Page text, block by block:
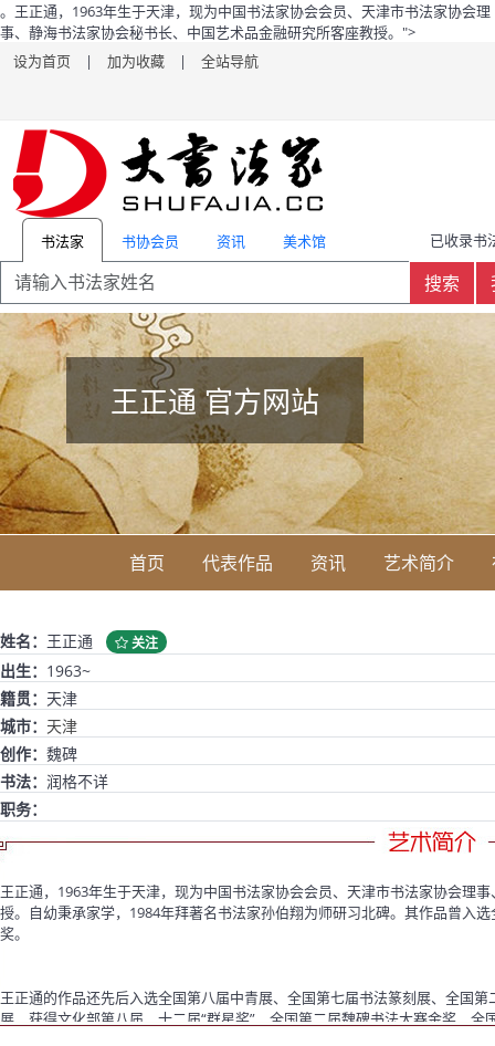
。王正通，1963年生于天津，现为中国书法家协会会员、天津市书法家协会理
事、静海书法家协会秘书长、中国艺术品金融研究所客座教授。">
设为首页
| 加为收藏 | 全站导航
书法家 书协会员 资讯 美术馆 已收录书
搜索
王正通 官方网站
首页 代表作品 资讯 艺术简介
姓名： 王正通 关注
出生： 1963~
籍贯： 天津
城市： 天津
创作： 魏碑
书法： 润格不详
职务：
王正通，1963年生于天津，现为中国书法家协会会员、天津市书法家协会理
授。自幼秉承家学，1984年拜著名书法家孙伯翔为师研习北碑。其作品曾入
奖。
王正通的作品还先后入选全国第八届中青展、全国第七届书法篆刻展、全国
展，获得文化部第八届、十二届“群星奖”、全国第二届魏碑书法大赛金奖、全